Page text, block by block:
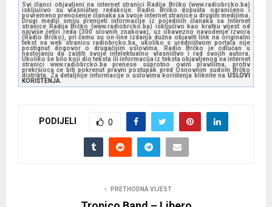
Svi članci objavljeni na internet stranici Radija Brčko (www.radiobrcko.ba)
isključivo su vlasništvo redakcije. Radio Brčko dopušta ograničeno i
povremeno prenošenje članaka sa svoje internet stranice u drugim medijima.
Drugi mediji smiju prenijeti informacije iz pojedinih članaka sa Internet
stranice Radija Brčko (www.radiobrcko.ba) isključivo kao kratku vijest od
najviše četiri reda (300 slovnih znakova), uz obavezno navođenje izvora
(Radio Brčko), pri čemu su on-line izdanja dužna objaviti link na originalni
tekst na web stranicu radiobrcko.ba, ukoliko s uredništvom portala nije
postignut dogovor o drugačijim uslovima. Radio Brčko je odlučan u
nastojanju da zaštiti svoje intelektualno vlasništvo i rad svojih autora.
Ukoliko se bilo koji dio teksta ili informacija iz teksta objavljenog na internet
stranici www.radiobrcko.ba prenese suprotno ovim pravilima, protiv
prekršioca će biti pokrenut pravni postupak pred Osnovnim sudom Brčko
distrikta. Za detaljnije informacije o uslovima korištenja kliknite na USLOVI
KORIŠTENJA.
PODIJELI 0
PRETHODNA VIJEST